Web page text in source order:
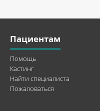
Пациентам
Помощь
Кастинг
Найти специалиста
Пожаловаться